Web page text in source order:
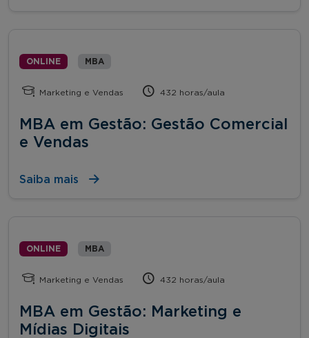
ONLINE MBA
Marketing e Vendas 432 horas/aula
MBA em Gestão: Gestão Comercial
e Vendas
Saiba mais
ONLINE MBA
Marketing e Vendas 432 horas/aula
MBA em Gestão: Marketing e
Mídias Digitais